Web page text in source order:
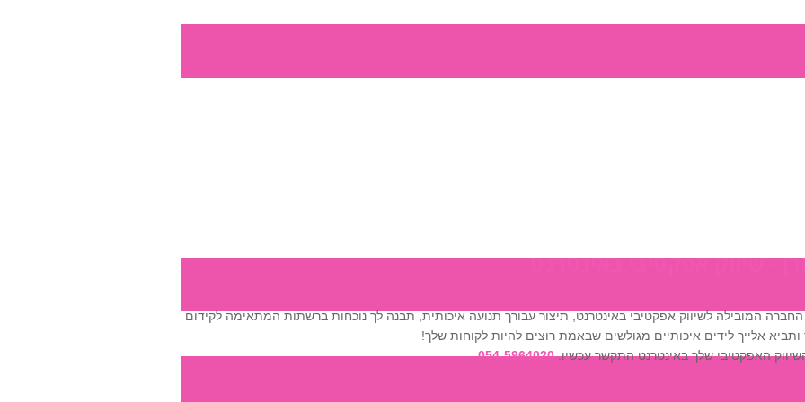
- שיווק אפקטיבי באינטרנט
החברה המובילה לשיווק אפקטיבי באינטרנט, תיצור עבורך תנועה איכותית, תבנה לך נוכחות ברשתות המתאימה לקידום
אלייך לידים איכותיים מגולשים שבאמת רוצים להיות לקוחות שלך!
האפקטיבי שלך באינטרנט התקשר עכשיו:054-5964020